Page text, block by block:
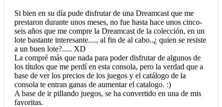
Si bien en su día pude disfrutar de una Dreamcast que me
prestaron durante unos meses, no fue hasta hace unos cinco-
seis años que me compre la Dreamcast de la colección, en un
lote bastante interesante...., al fin de al cabo..¿ quien se resiste
a un buen lote?..... XD
La compré más que nada para poder disfrutar de algunos de
los títulos que me perdí en esta consola, pero la verdad que a
base de ver los precios de los juegos y el catálogo de la
consola te entran ganas de aumentar el catalogo. :)
A base de ir pillando juegos, se ha convertido en una de mis
favoritas.